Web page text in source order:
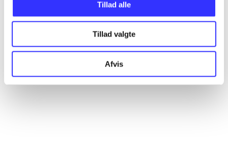
Tillad alle
Tillad valgte
Afvis
...
...